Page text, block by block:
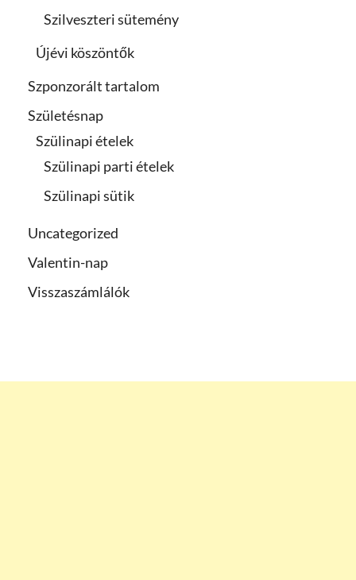
Szilveszteri sütemény
Újévi köszöntők
Szponzorált tartalom
Születésnap
Szülinapi ételek
Szülinapi parti ételek
Szülinapi sütik
Uncategorized
Valentin-nap
Visszaszámlálók